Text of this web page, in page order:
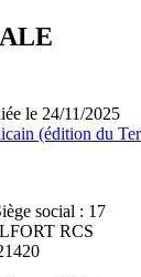
le 24/11/2025
(édition du
social : 17
RCS